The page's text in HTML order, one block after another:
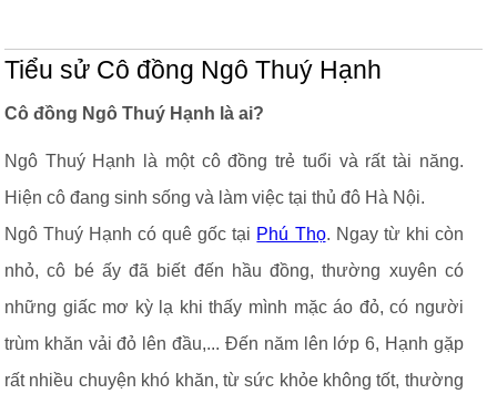
Tiểu sử Cô đồng Ngô Thuý Hạnh
Cô đồng Ngô Thuý Hạnh là ai?
Ngô Thuý Hạnh là một cô đồng trẻ tuổi và rất tài năng.
Hiện cô đang sinh sống và làm việc tại thủ đô Hà Nội.
Ngô Thuý Hạnh có quê gốc tại Phú Thọ. Ngay từ khi còn
nhỏ, cô bé ấy đã biết đến hầu đồng, thường xuyên có
những giấc mơ kỳ lạ khi thấy mình mặc áo đỏ, có người
trùm khăn vải đỏ lên đầu,... Đến năm lên lớp 6, Hạnh gặp
rất nhiều chuyện khó khăn, từ sức khỏe không tốt, thường